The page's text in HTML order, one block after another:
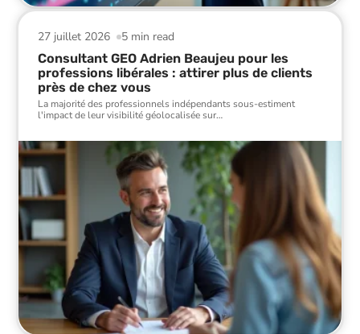
5 min read
27 juillet 2026
Consultant GEO Adrien Beaujeu pour les
professions libérales : attirer plus de clients
près de chez vous
La majorité des professionnels indépendants sous-estiment
l'impact de leur visibilité géolocalisée sur…